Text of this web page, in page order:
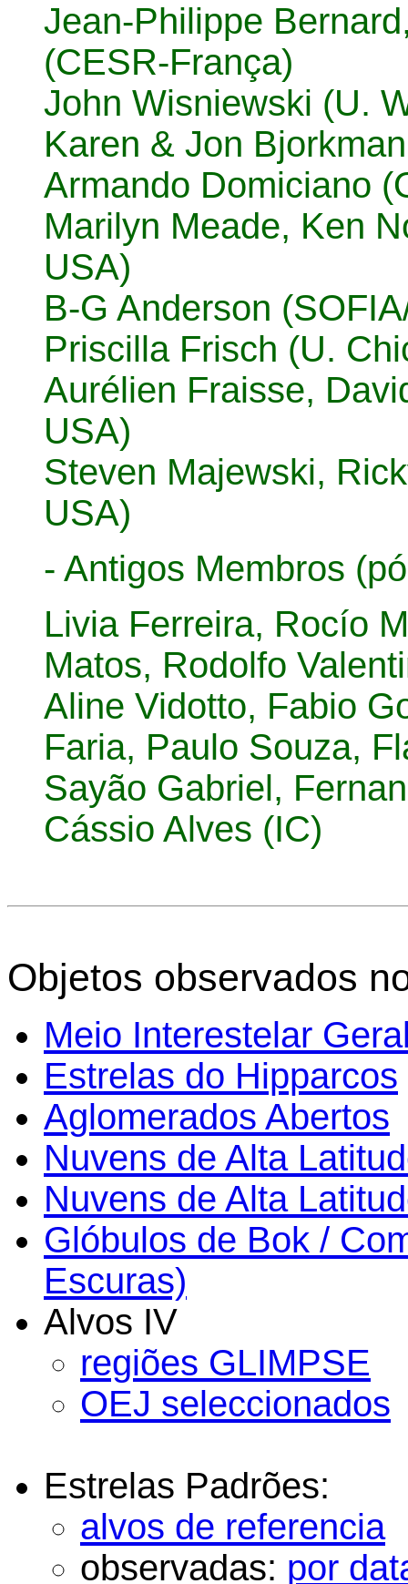
Jean-Philippe
(CESR-França)
John Wisniewski (U.
Karen & Jon
Armando Domiciano
Marilyn Meade, Ken
USA)
B-G Anderson
Priscilla Frisch (U.
Aurélien Fraisse,
USA)
Steven Majewski,
USA)
- Antigos Membros
Livia Ferreira, Rocío
Matos, Rodolfo
Aline Vidotto, Fabio
Faria, Paulo Souza,
Sayão Gabriel,
Cássio Alves (IC)
Objetos observados
Meio Interestelar
Estrelas do Hipparcos
Aglomerados Abertos
Nuvens de Alta
Nuvens de Alta
Glóbulos de Bok /
Escuras)
Alvos IV
regiões GLIMPSE
OEJ seleccionados
Estrelas Padrões:
alvos de referencia
observadas: por